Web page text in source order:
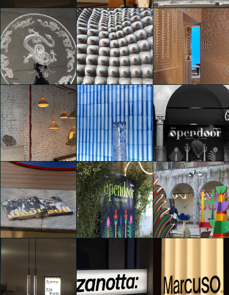
mg12 : NEW DESIGN -
NEW OBJECTS
Marco Brigenti
mg12 : NEW DESIGN -
NEW OBJECTS
Marco Brigenti
Illusion City
Marco Brigenti
Illusion City
Marco Brigenti
Deus ex Machina
Marco Brigenti
Deus ex Machina
Marco Brigenti
Jack Brandsma - Fibre
Fever!
Marco Brigenti
MoscaPartners Variations
Marco Brigenti
Opendoor
Marco Brigenti